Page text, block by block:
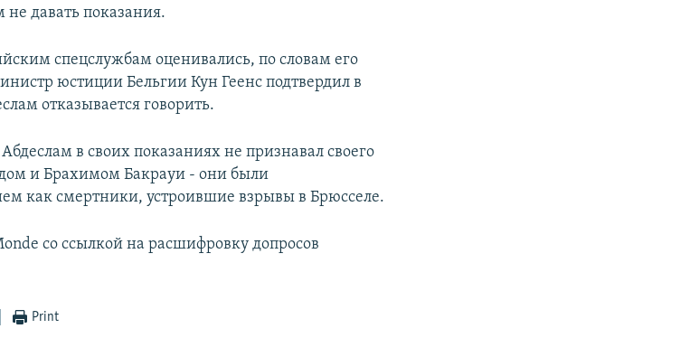
не давать показания.
спецслужбам оценивались, по словам его
юстиции Бельгии Кун Геенс подтвердил в
отказывается говорить.
Абдеслам в своих показаниях не признавал своего
и Брахимом Бакрауи - они были
как смертники, устроившие взрывы в Брюсселе.
со ссылкой на расшифровку допросов
Print